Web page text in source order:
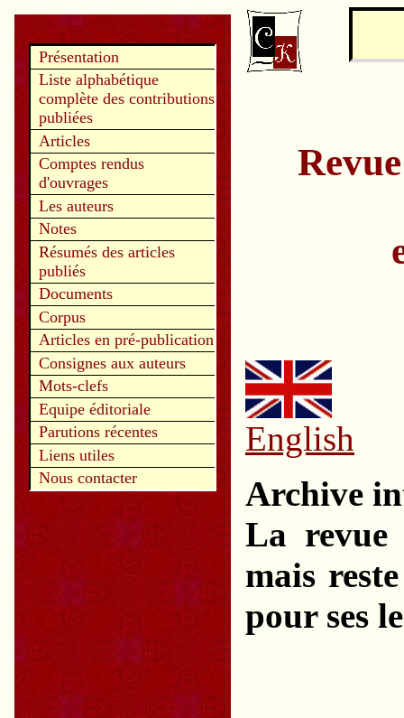
Présentation
Liste alphabétique
complète des contributions
publiées
Articles
Comptes rendus
d'ouvrages
Les auteurs
Notes
Résumés des articles
publiés
Documents
Corpus
Articles en pré-publication
Consignes aux auteurs
Mots-clefs
Equipe éditoriale
Parutions récentes
Liens utiles
Nous contacter
English
Archive
La revue
mais
pour ses